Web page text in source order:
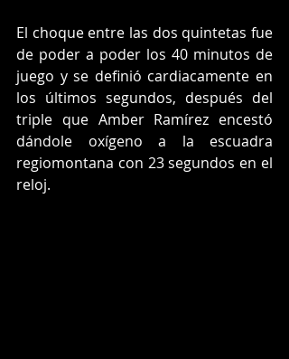
El choque entre las dos quintetas fue
de poder a poder los 40 minutos de
juego y se definió cardiacamente en
los últimos segundos, después del
triple que Amber Ramírez encestó
dándole oxígeno a la escuadra
regiomontana con 23 segundos en el
reloj.